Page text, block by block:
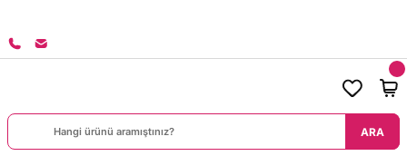
ARA